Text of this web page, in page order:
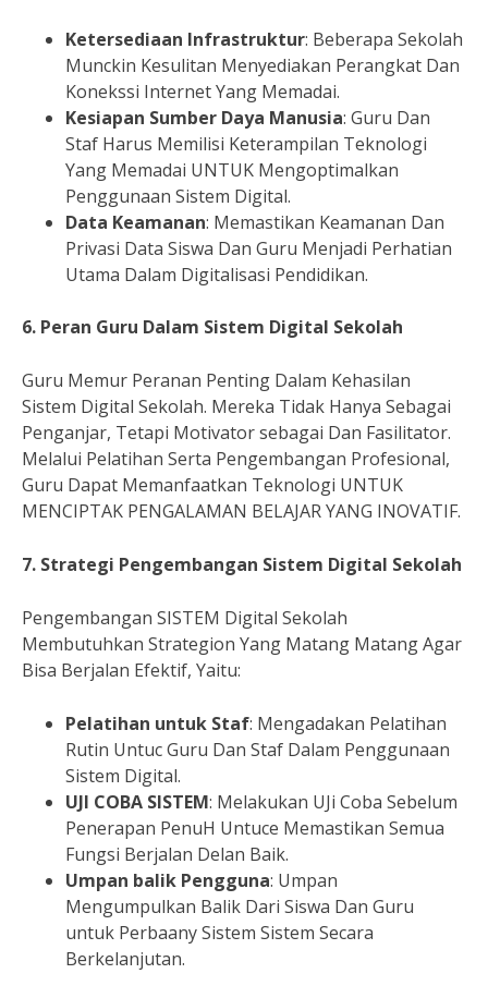
Ketersediaan Infrastruktur: Beberapa Sekolah
Munckin Kesulitan Menyediakan Perangkat Dan
Konekssi Internet Yang Memadai.
Kesiapan Sumber Daya Manusia: Guru Dan
Staf Harus Memilisi Keterampilan Teknologi
Yang Memadai UNTUK Mengoptimalkan
Penggunaan Sistem Digital.
Data Keamanan: Memastikan Keamanan Dan
Privasi Data Siswa Dan Guru Menjadi Perhatian
Utama Dalam Digitalisasi Pendidikan.
6. Peran Guru Dalam Sistem Digital Sekolah
Guru Memur Peranan Penting Dalam Kehasilan
Sistem Digital Sekolah. Mereka Tidak Hanya Sebagai
Penganjar, Tetapi Motivator sebagai Dan Fasilitator.
Melalui Pelatihan Serta Pengembangan Profesional,
Guru Dapat Memanfaatkan Teknologi UNTUK
MENCIPTAK PENGALAMAN BELAJAR YANG INOVATIF.
7. Strategi Pengembangan Sistem Digital Sekolah
Pengembangan SISTEM Digital Sekolah
Membutuhkan Strategion Yang Matang Matang Agar
Bisa Berjalan Efektif, Yaitu:
Pelatihan untuk Staf: Mengadakan Pelatihan
Rutin Untuc Guru Dan Staf Dalam Penggunaan
Sistem Digital.
UJI COBA SISTEM: Melakukan UJi Coba Sebelum
Penerapan PenuH Untuce Memastikan Semua
Fungsi Berjalan Delan Baik.
Umpan balik Pengguna: Umpan
Mengumpulkan Balik Dari Siswa Dan Guru
untuk Perbaany Sistem Sistem Secara
Berkelanjutan.